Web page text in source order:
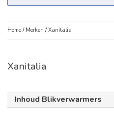
Home / Merken /Xanitalia
Xanitalia
Inhoud Blikverwarmers